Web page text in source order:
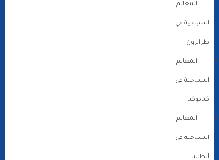
المعالم
السياحية في
طرابزون
المعالم
السياحية في
كبادوكيا
المعالم
السياحية في
أنطاليا